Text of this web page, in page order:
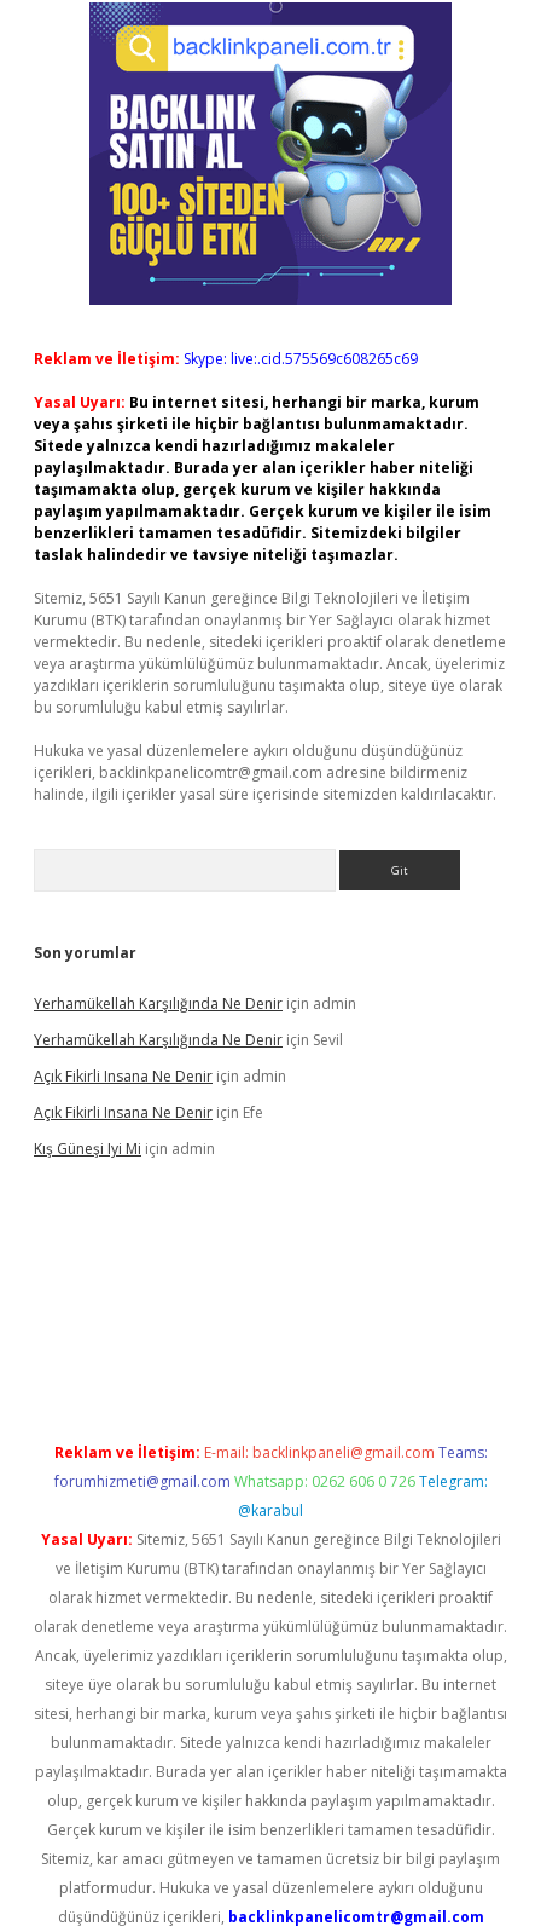
Reklam ve İletişim: Skype: live:.cid.575569c608265c69
Yasal Uyarı: Bu internet sitesi, herhangi bir marka, kurum
veya şahıs şirketi ile hiçbir bağlantısı bulunmamaktadır.
Sitede yalnızca kendi hazırladığımız makaleler
paylaşılmaktadır. Burada yer alan içerikler haber niteliği
taşımamakta olup, gerçek kurum ve kişiler hakkında
paylaşım yapılmamaktadır. Gerçek kurum ve kişiler ile isim
benzerlikleri tamamen tesadüfidir. Sitemizdeki bilgiler
taslak halindedir ve tavsiye niteliği taşımazlar.
Sitemiz, 5651 Sayılı Kanun gereğince Bilgi Teknolojileri ve İletişim
Kurumu (BTK) tarafından onaylanmış bir Yer Sağlayıcı olarak hizmet
vermektedir. Bu nedenle, sitedeki içerikleri proaktif olarak denetleme
veya araştırma yükümlülüğümüz bulunmamaktadır. Ancak, üyelerimiz
yazdıkları içeriklerin sorumluluğunu taşımakta olup, siteye üye olarak
bu sorumluluğu kabul etmiş sayılırlar.
Hukuka ve yasal düzenlemelere aykırı olduğunu düşündüğünüz
içerikleri, backlinkpanelicomtr@gmail.com adresine bildirmeniz
halinde, ilgili içerikler yasal süre içerisinde sitemizden kaldırılacaktır.
Son yorumlar
Yerhamükellah Karşılığında Ne Denir için admin
Yerhamükellah Karşılığında Ne Denir için Sevil
Açık Fikirli Insana Ne Denir için admin
Açık Fikirli Insana Ne Denir için Efe
Kış Güneşi Iyi Mi için admin
Reklam ve İletişim: E-mail: backlinkpaneli@gmail.com Teams:
forumhizmeti@gmail.com Whatsapp: 0262 606 0 726 Telegram:
@karabul
Yasal Uyarı: Sitemiz, 5651 Sayılı Kanun gereğince Bilgi Teknolojileri
ve İletişim Kurumu (BTK) tarafından onaylanmış bir Yer Sağlayıcı
olarak hizmet vermektedir. Bu nedenle, sitedeki içerikleri proaktif
olarak denetleme veya araştırma yükümlülüğümüz bulunmamaktadır.
Ancak, üyelerimiz yazdıkları içeriklerin sorumluluğunu taşımakta olup,
siteye üye olarak bu sorumluluğu kabul etmiş sayılırlar. Bu internet
sitesi, herhangi bir marka, kurum veya şahıs şirketi ile hiçbir bağlantısı
bulunmamaktadır. Sitede yalnızca kendi hazırladığımız makaleler
paylaşılmaktadır. Burada yer alan içerikler haber niteliği taşımamakta
olup, gerçek kurum ve kişiler hakkında paylaşım yapılmamaktadır.
Gerçek kurum ve kişiler ile isim benzerlikleri tamamen tesadüfidir.
Sitemiz, kar amacı gütmeyen ve tamamen ücretsiz bir bilgi paylaşım
platformudur. Hukuka ve yasal düzenlemelere aykırı olduğunu
düşündüğünüz içerikleri, backlinkpanelicomtr@gmail.com